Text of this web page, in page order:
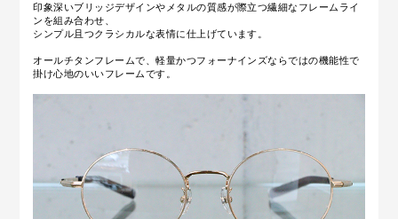
印象深いブリッジデザインやメタルの質感が際立つ繊細なフレームライ
ンを組み合わせ、
シンプル且つクラシカルな表情に仕上げています。
オールチタンフレームで、軽量かつフォーナインズならではの機能性で
掛け心地のいいフレームです。